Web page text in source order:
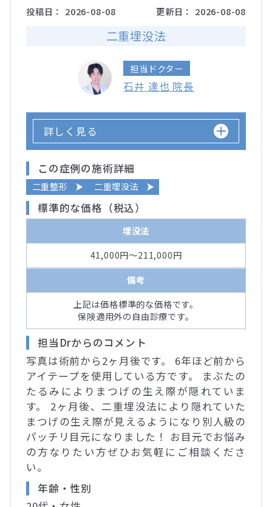
投稿日： 2026-08-08 更新日： 2026-08-08
二重埋没法
担当ドクター
石井 達也 院長
詳しく見る
この症例の施術詳細
二重整形 二重埋没法
標準的な価格（税込）
埋没法
41,000円～211,000円
備考
上記は価格標準的な価格です。
保険適用外の自由診療です。
担当Drからのコメント
写真は術前から2ヶ月後です。 6年ほど前から
アイテープを使用している方です。 まぶたの
たるみによりまつげの生え際が隠れていま
す。 2ヶ月後、二重埋没法により隠れていた
まつげの生え際が見えるようになり別人級の
パッチリ目元になりました！ お目元でお悩み
の方なりたい方ぜひお気軽にご相談くださ
い。
年齢・性別